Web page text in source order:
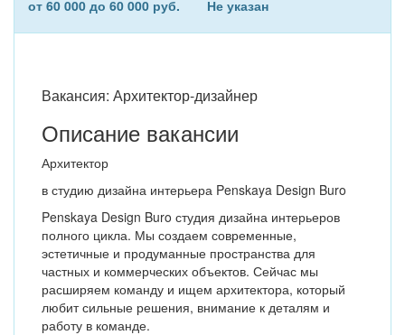
от 60 000 до 60 000 руб.
Не указан
Вакансия: Архитектор-дизайнер
Описание вакансии
Архитектор
в студию дизайна интерьера Penskaya Design Buro
Penskaya Design Buro студия дизайна интерьеров
полного цикла. Мы создаем современные,
эстетичные и продуманные пространства для
частных и коммерческих объектов. Сейчас мы
расширяем команду и ищем архитектора, который
любит сильные решения, внимание к деталям и
работу в команде.